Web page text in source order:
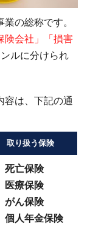
の総称です。
険会社」「損害
ルに分けられ
容は、下記の通
取り扱う保険
死亡保険
医療保険
がん保険
個人年金保険